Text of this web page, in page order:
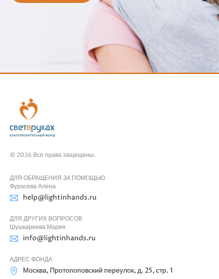
© 2026 Все права защищены.
ДЛЯ ОБРАЩЕНИЯ ЗА ПОМОЩЬЮ
Фурасева Алена
help@lightinhands.ru
ДЛЯ ДРУГИХ ВОПРОСОВ
Шушкареева Мария
info@lightinhands.ru
АДРЕС ФОНДА
Москва, Протопоповский переулок, д. 25, стр. 1